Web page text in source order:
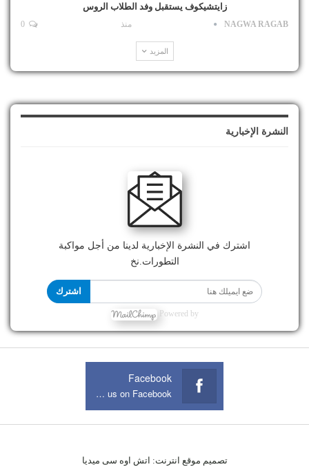
زايتشيكوف يستقبل وفد الطلاب الروس
NAGWA RAGAB منذ
المزيد
النشرة الإخبارية
اشترك في النشرة الإخبارية لدينا من أجل مواكبة
التطورات.نخ
اشترك
Powered by
Facebook
Join us on Facebook
تصميم موقع انترنت: اتش اوه سى ميديا